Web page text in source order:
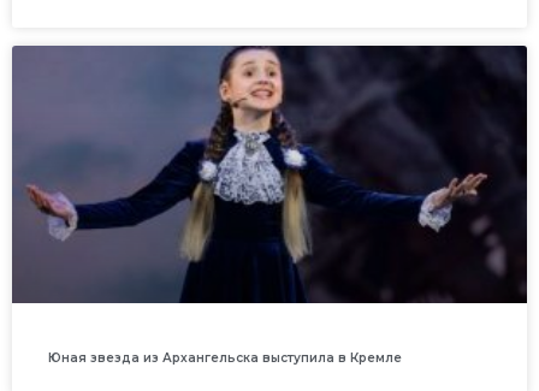
Юная звезда из Архангельска выступила в Кремле